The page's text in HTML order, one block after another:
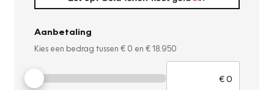
Aanbetaling
Kies een bedrag tussen € 0 en € 18.950